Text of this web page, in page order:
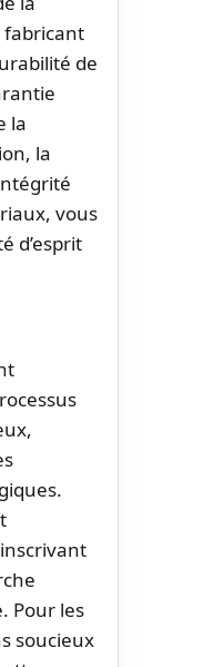
fabricant
de
la
la
vous
d’esprit
Pour les
soucieux